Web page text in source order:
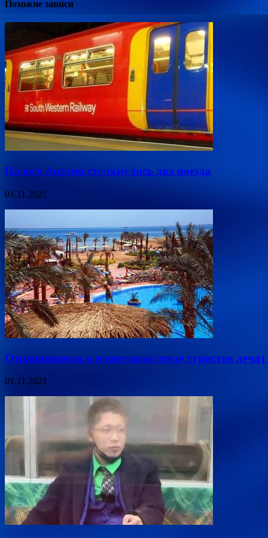
Похожие записи
На юге Англии столкнулись два поезда
01.11.2021
Отравившихся в египетском отеле туристов
01.11.2021